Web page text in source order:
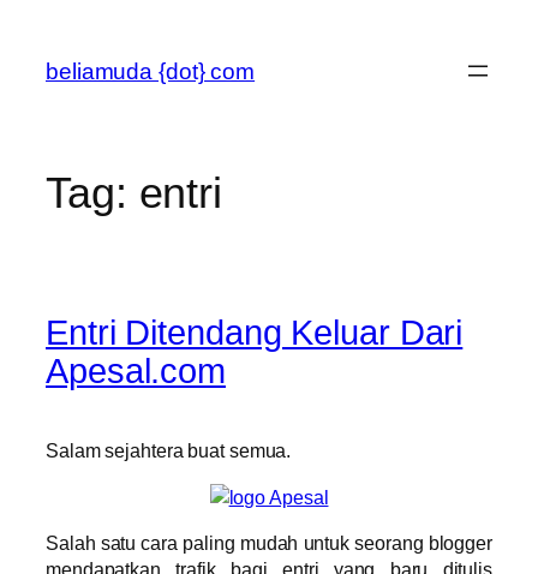
content
beliamuda {dot} com
Tag: entri
Entri Ditendang Keluar Dari
Apesal.com
Salam sejahtera buat semua.
Salah satu cara paling mudah untuk seorang blogger
mendapatkan trafik bagi entri yang baru ditulis